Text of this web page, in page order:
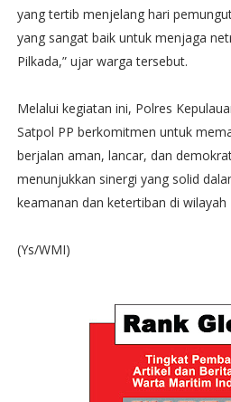
yang tertib menjelang hari
yang sangat baik untuk menjaga
Pilkada,” ujar warga tersebut.
Melalui kegiatan ini, Polres
Satpol PP berkomitmen untuk
berjalan aman, lancar, dan
menunjukkan sinergi yang solid
keamanan dan ketertiban di wilayah
(Ys/WMI)